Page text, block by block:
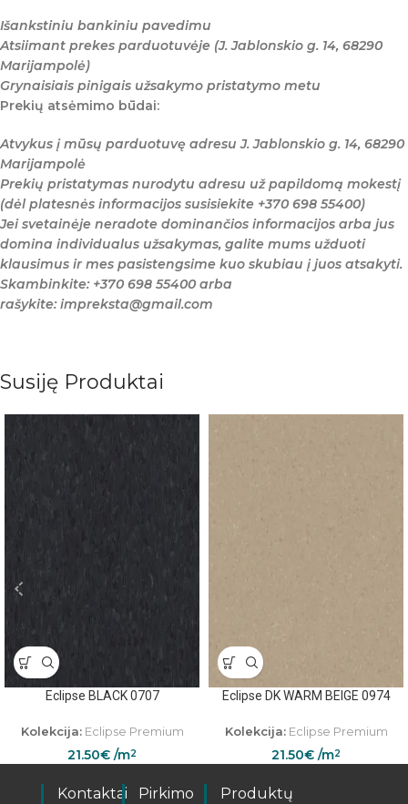
Išankstiniu bankiniu pavedimu
Atsiimant prekes parduotuvėje (J. Jablonskio g. 14, 68290
Marijampolė)
Grynaisiais pinigais užsakymo pristatymo metu
Prekių atsėmimo būdai:
Atvykus į mūsų parduotuvę adresu J. Jablonskio g. 14, 68290
Marijampolė
Prekių pristatymas nurodytu adresu už papildomą mokestį
(dėl platesnės informacijos susisiekite +370 698 55400)
Jei svetainėje neradote dominančios informacijos arba jus
domina individualus užsakymas, galite mums užduoti
klausimus ir mes pasistengsime kuo skubiau į juos atsakyti.
Skambinkite: +370 698 55400 arba
rašykite: impreksta@gmail.com
Susiję Produktai
Eclipse BLACK 0707
Kolekcija:Eclipse Premium
21.50€ /m2
Eclipse DK WARM BEIGE 0974
Kolekcija:Eclipse Premium
21.50€ /m2
Kontaktai
Pirkimo
Produktų